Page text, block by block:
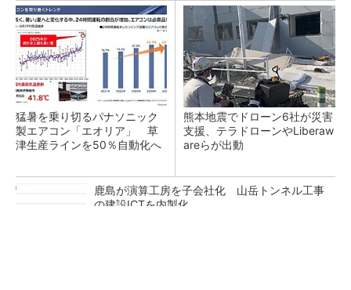
猛暑を乗り切るパナソニック
製エアコン「エオリア」 草
津生産ラインを50％自動化へ
熊本地震でドローン6社が災害
支援、テラドローンやLiberaw
areらが出動
鹿島が演算工房を子会社化 山岳トンネル工事
の建設ICTを内製化